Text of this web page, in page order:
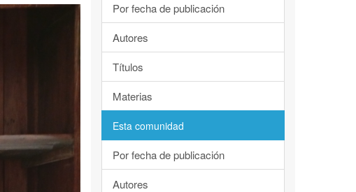
Por fecha de publicación
Autores
Títulos
Materias
Esta comunidad
Por fecha de publicación
Autores